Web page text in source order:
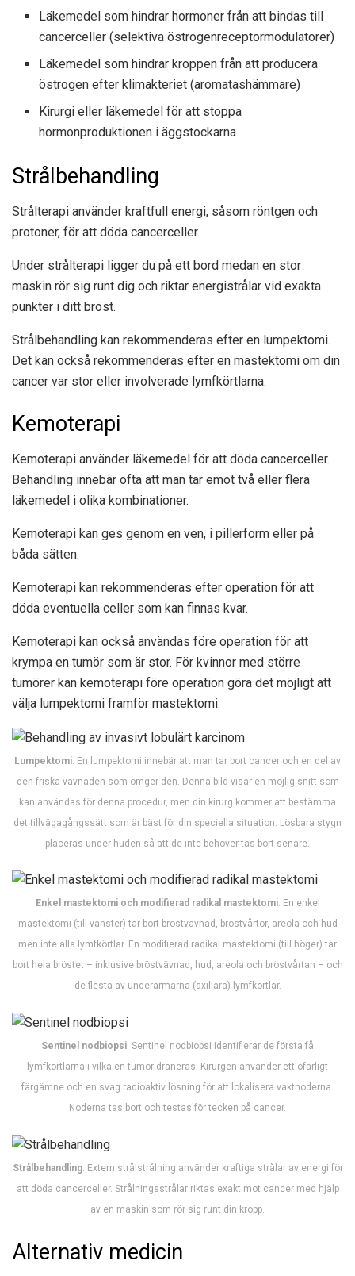
Läkemedel som hindrar hormoner från att bindas till
cancerceller (selektiva östrogenreceptormodulatorer)
Läkemedel som hindrar kroppen från att producera
östrogen efter klimakteriet (aromatashämmare)
Kirurgi eller läkemedel för att stoppa
hormonproduktionen i äggstockarna
Strålbehandling
Strålterapi använder kraftfull energi, såsom röntgen och
protoner, för att döda cancerceller.
Under strålterapi ligger du på ett bord medan en stor
maskin rör sig runt dig och riktar energistrålar vid exakta
punkter i ditt bröst.
Strålbehandling kan rekommenderas efter en lumpektomi.
Det kan också rekommenderas efter en mastektomi om din
cancer var stor eller involverade lymfkörtlarna.
Kemoterapi
Kemoterapi använder läkemedel för att döda cancerceller.
Behandling innebär ofta att man tar emot två eller flera
läkemedel i olika kombinationer.
Kemoterapi kan ges genom en ven, i pillerform eller på
båda sätten.
Kemoterapi kan rekommenderas efter operation för att
döda eventuella celler som kan finnas kvar.
Kemoterapi kan också användas före operation för att
krympa en tumör som är stor. För kvinnor med större
tumörer kan kemoterapi före operation göra det möjligt att
välja lumpektomi framför mastektomi.
Lumpektomi . En lumpektomi innebär att man tar bort cancer och en del av
den friska vävnaden som omger den. Denna bild visar en möjlig snitt som
kan användas för denna procedur, men din kirurg kommer att bestämma
det tillvägagångssätt som är bäst för din speciella situation. Lösbara stygn
placeras under huden så att de inte behöver tas bort senare.
Enkel mastektomi och modifierad radikal mastektomi. En enkel
mastektomi (till vänster) tar bort bröstvävnad, bröstvårtor, areola och hud
men inte alla lymfkörtlar. En modifierad radikal mastektomi (till höger) tar
bort hela bröstet – inklusive bröstvävnad, hud, areola och bröstvårtan – och
de flesta av underarmarna (axillära) lymfkörtlar.
Sentinel nodbiopsi. Sentinel nodbiopsi identifierar de första få
lymfkörtlarna i vilka en tumör dräneras. Kirurgen använder ett ofarligt
färgämne och en svag radioaktiv lösning för att lokalisera vaktnoderna.
Noderna tas bort och testas för tecken på cancer.
Strålbehandling. Extern strålstrålning använder kraftiga strålar av energi för
att döda cancerceller. Strålningsstrålar riktas exakt mot cancer med hjälp
av en maskin som rör sig runt din kropp.
Alternativ medicin